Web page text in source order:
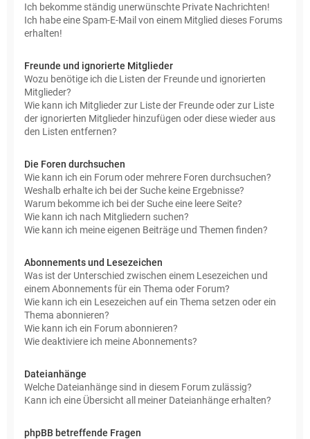
Ich bekomme ständig unerwünschte Private Nachrichten!
Ich habe eine Spam-E-Mail von einem Mitglied dieses Forums
erhalten!
Freunde und ignorierte Mitglieder
Wozu benötige ich die Listen der Freunde und ignorierten
Mitglieder?
Wie kann ich Mitglieder zur Liste der Freunde oder zur Liste
der ignorierten Mitglieder hinzufügen oder diese wieder aus
den Listen entfernen?
Die Foren durchsuchen
Wie kann ich ein Forum oder mehrere Foren durchsuchen?
Weshalb erhalte ich bei der Suche keine Ergebnisse?
Warum bekomme ich bei der Suche eine leere Seite?
Wie kann ich nach Mitgliedern suchen?
Wie kann ich meine eigenen Beiträge und Themen finden?
Abonnements und Lesezeichen
Was ist der Unterschied zwischen einem Lesezeichen und
einem Abonnements für ein Thema oder Forum?
Wie kann ich ein Lesezeichen auf ein Thema setzen oder ein
Thema abonnieren?
Wie kann ich ein Forum abonnieren?
Wie deaktiviere ich meine Abonnements?
Dateianhänge
Welche Dateianhänge sind in diesem Forum zulässig?
Kann ich eine Übersicht all meiner Dateianhänge erhalten?
phpBB betreffende Fragen